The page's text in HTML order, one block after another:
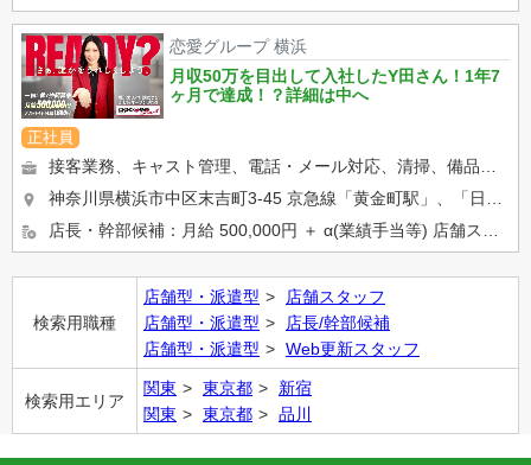
恋愛グループ 横浜
月収50万を目出して入社したY田さん！1年7
ヶ月で達成！？詳細は中へ
正社員
検索用職種
店舗型・派遣型
店舗スタッフ
店舗型・派遣型
店長/幹部候補
店舗型・派遣型
Web更新スタッフ
検索用エリア
関東 東京都
新宿
関東
東京都 品川